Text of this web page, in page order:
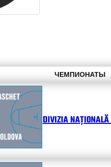
ЧЕМПИОНАТЫ
DIVIZIA